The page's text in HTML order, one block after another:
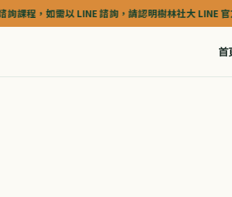
程，如需以 LINE 諮詢，請認明樹林社大 LINE 官
首